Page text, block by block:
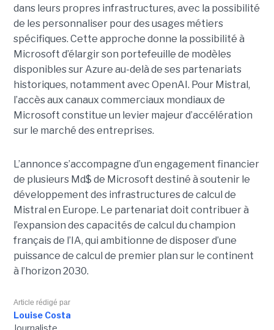
dans leurs propres infrastructures, avec la possibilité
de les personnaliser pour des usages métiers
spécifiques. Cette approche donne la possibilité à
Microsoft d’élargir son portefeuille de modèles
disponibles sur Azure au-delà de ses partenariats
historiques, notamment avec OpenAI. Pour Mistral,
l’accès aux canaux commerciaux mondiaux de
Microsoft constitue un levier majeur d’accélération
sur le marché des entreprises.
L’annonce s’accompagne d’un engagement financier
de plusieurs Md$ de Microsoft destiné à soutenir le
développement des infrastructures de calcul de
Mistral en Europe. Le partenariat doit contribuer à
l’expansion des capacités de calcul du champion
français de l’IA, qui ambitionne de disposer d’une
puissance de calcul de premier plan sur le continent
à l’horizon 2030.
Article rédigé par
Louise Costa